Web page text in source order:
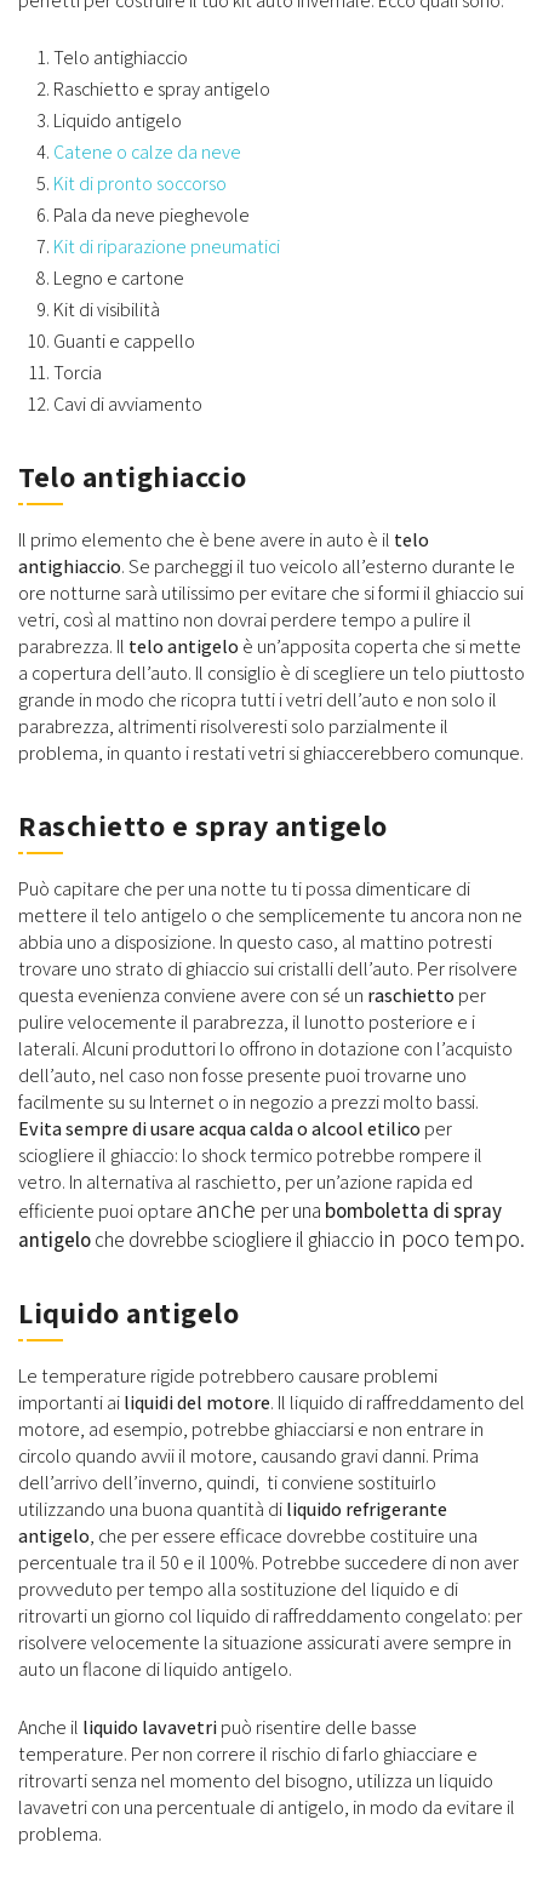
Telo antighiaccio
Raschietto e spray antigelo
Liquido antigelo
Catene o calze da neve
Kit di pronto soccorso
Pala da neve pieghevole
Kit di riparazione pneumatici
Legno e cartone
Kit di visibilità
Guanti e cappello
Torcia
Cavi di avviamento
Telo antighiaccio
Il primo elemento che è bene avere in auto è il telo
antighiaccio. Se parcheggi il tuo veicolo all’esterno durante le
ore notturne sarà utilissimo per evitare che si formi il ghiaccio sui
vetri, così al mattino non dovrai perdere tempo a pulire il
parabrezza. Il telo antigelo è un’apposita coperta che si mette
a copertura dell’auto. Il consiglio è di scegliere un telo piuttosto
grande in modo che ricopra tutti i vetri dell’auto e non solo il
parabrezza, altrimenti risolveresti solo parzialmente il
problema, in quanto i restati vetri si ghiaccerebbero comunque.
Raschietto e spray antigelo
Può capitare che per una notte tu ti possa dimenticare di
mettere il telo antigelo o che semplicemente tu ancora non ne
abbia uno a disposizione. In questo caso, al mattino potresti
trovare uno strato di ghiaccio sui cristalli dell’auto. Per risolvere
questa evenienza conviene avere con sé un raschietto per
pulire velocemente il parabrezza, il lunotto posteriore e i
laterali. Alcuni produttori lo offrono in dotazione con l’acquisto
dell’auto, nel caso non fosse presente puoi trovarne uno
facilmente su su Internet o in negozio a prezzi molto bassi.
Evita sempre di usare acqua calda o alcool etilico per
sciogliere il ghiaccio: lo shock termico potrebbe rompere il
vetro. In alternativa al raschietto, per un’azione rapida ed
efficiente puoi optare anche per una bomboletta di spray
antigeloche dovrebbe sciogliere il ghiaccio in poco tempo.
Liquido antigelo
Le temperature rigide potrebbero causare problemi
importanti ailiquidi del motore. Il liquido di raffreddamento del
motore, ad esempio, potrebbe ghiacciarsi e non entrare in
circolo quando avvii il motore, causando gravi danni. Prima
dell’arrivo dell’inverno, quindi, ti conviene sostituirlo
utilizzando una buona quantità diliquido refrigerante
antigelo, che per essere efficace dovrebbe costituire una
percentuale tra il 50 e il 100%. Potrebbe succedere di non aver
provveduto per tempo alla sostituzione del liquido e di
ritrovarti un giorno col liquido di raffreddamento congelato: per
risolvere velocemente la situazione assicurati avere sempre in
auto un flacone di liquido antigelo.
Anche il liquido lavavetripuò risentire delle basse
temperature. Per non correre il rischio di farlo ghiacciare e
ritrovarti senza nel momento del bisogno, utilizza un liquido
lavavetri con una percentuale di antigelo, in modo da evitare il
problema.